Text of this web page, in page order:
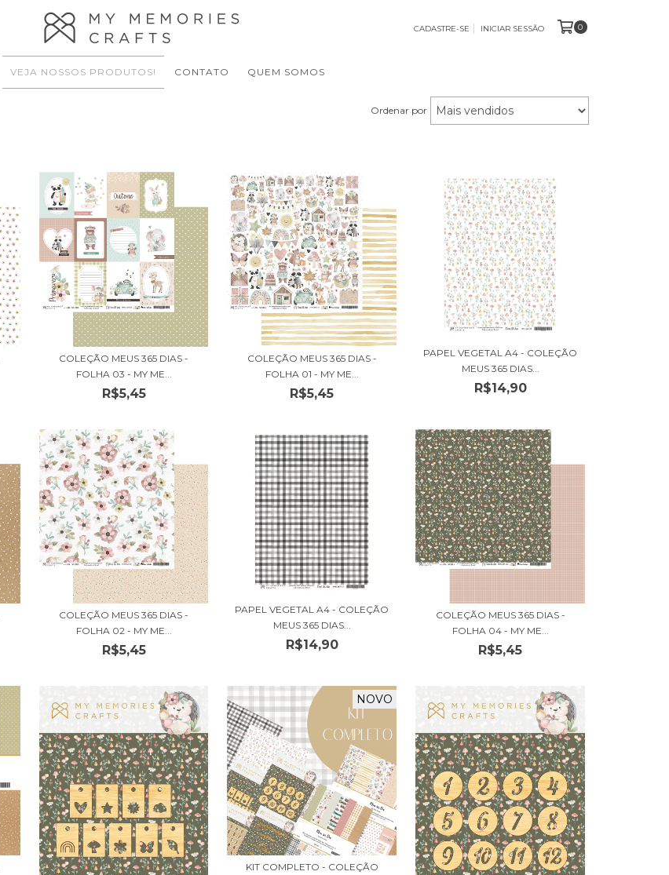
CADASTRE-SE INICIAR SESSÃO 0
VEJA NOSSOS PRODUTOS! CONTATO QUEM SOMOS
Ordenar por
COLEÇÃO MEUS 365 DIAS -
FOLHA 03 - MY ME...
R$5,45
COLEÇÃO MEUS 365 DIAS -
FOLHA 01 - MY ME...
R$5,45
PAPEL VEGETAL A4 - COLEÇÃO
MEUS 365 DIAS...
R$14,90
COLEÇÃO MEUS 365 DIAS -
FOLHA 02 - MY ME...
R$5,45
PAPEL VEGETAL A4 - COLEÇÃO
MEUS 365 DIAS...
R$14,90
COLEÇÃO MEUS 365 DIAS -
FOLHA 04 - MY ME...
R$5,45
NOVO
KIT COMPLETO - COLEÇÃO